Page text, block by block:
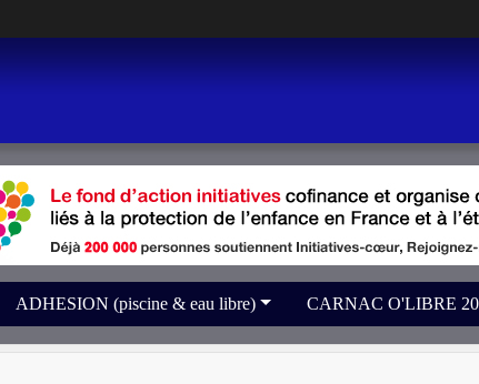
ADHESION (piscine & eau libre) CARNAC O'LIBRE